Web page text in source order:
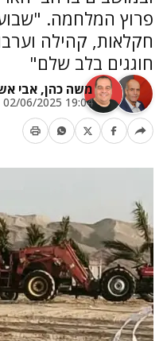
פרוץ המלחמה.
חקלאות, קהילה
חוגגים בלב שלם"
משה כהן, אבי
19:04 02/06/2025